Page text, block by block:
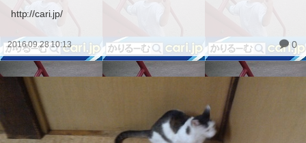
http://cari.jp/
2016.09.28 10:13 0